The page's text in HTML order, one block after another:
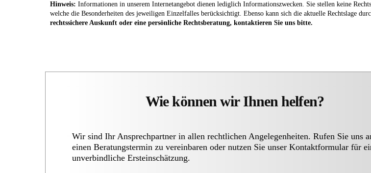
Hinweis: Informationen in unserem Internetangebot dienen lediglich Informationszwecken. Sie stellen keine
welche die Besonderheiten des jeweiligen Einzelfalles berücksichtigt. Ebenso kann sich die aktuelle Rechtslage
rechtssichere Auskunft oder eine persönliche Rechtsberatung, kontaktieren Sie uns bitte.
Wie können wir Ihnen helfen?
Wir sind Ihr Ansprechpartner in allen rechtlichen Angelegenheiten. Rufen Sie uns
einen Beratungstermin zu vereinbaren oder nutzen Sie unser Kontaktformular für
unverbindliche Ersteinschätzung.